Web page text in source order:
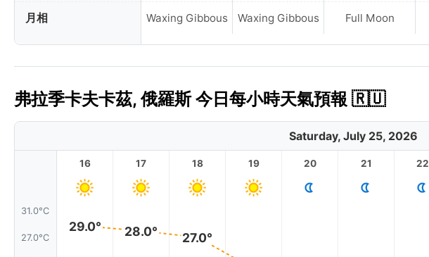
月相 Waxing Gibbous Waxing Gibbous Full Moon
弗拉季卡夫卡茲, 俄羅斯 今日每小時天氣預報 🇷🇺
Saturday, July 25, 2026
31.0°C
27.0°C
16
29.0°
17
28.0°
18
27.0°
19 20 21 22